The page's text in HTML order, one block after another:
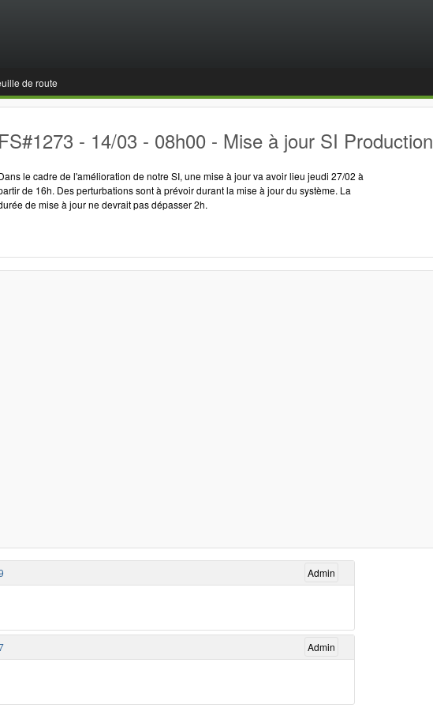
de route
FS#1273 - 14/03 - 08h00 - Mise à jour SI Production
le cadre de l'amélioration de notre SI, une mise à jour va avoir lieu jeudi 27/02 à
de 16h. Des perturbations sont à prévoir durant la mise à jour du système. La
de mise à jour ne devrait pas dépasser 2h.
Admin
Admin